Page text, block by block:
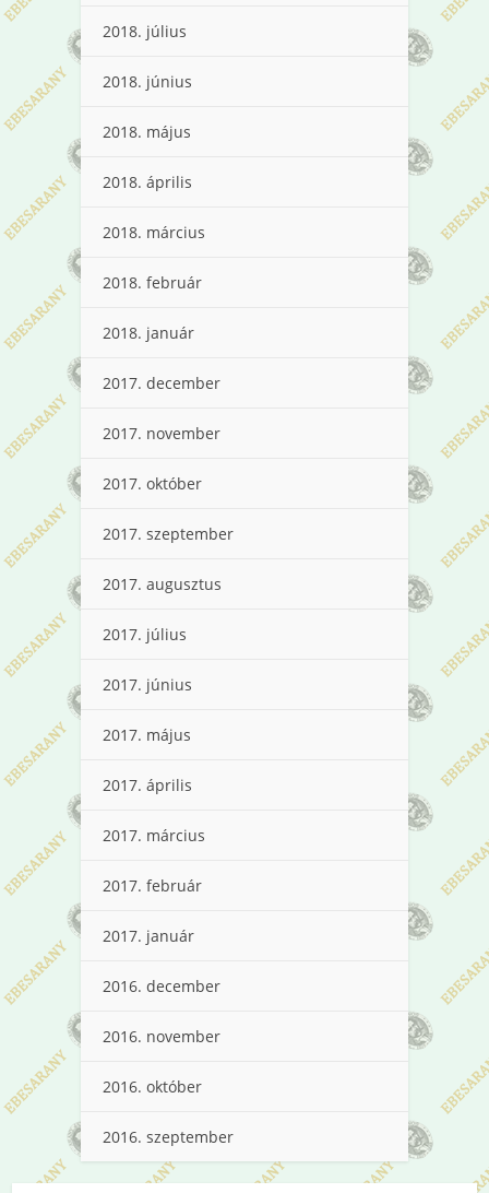
2018. július
2018. június
2018. május
2018. április
2018. március
2018. február
2018. január
2017. december
2017. november
2017. október
2017. szeptember
2017. augusztus
2017. július
2017. június
2017. május
2017. április
2017. március
2017. február
2017. január
2016. december
2016. november
2016. október
2016. szeptember